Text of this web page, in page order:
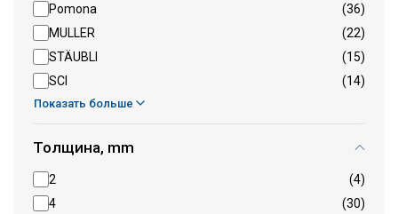
Pomona
(36)
MULLER
(22)
STÄUBLI
(15)
SCI
(14)
Показать больше
Толщина, mm
2
(4)
4
(30)